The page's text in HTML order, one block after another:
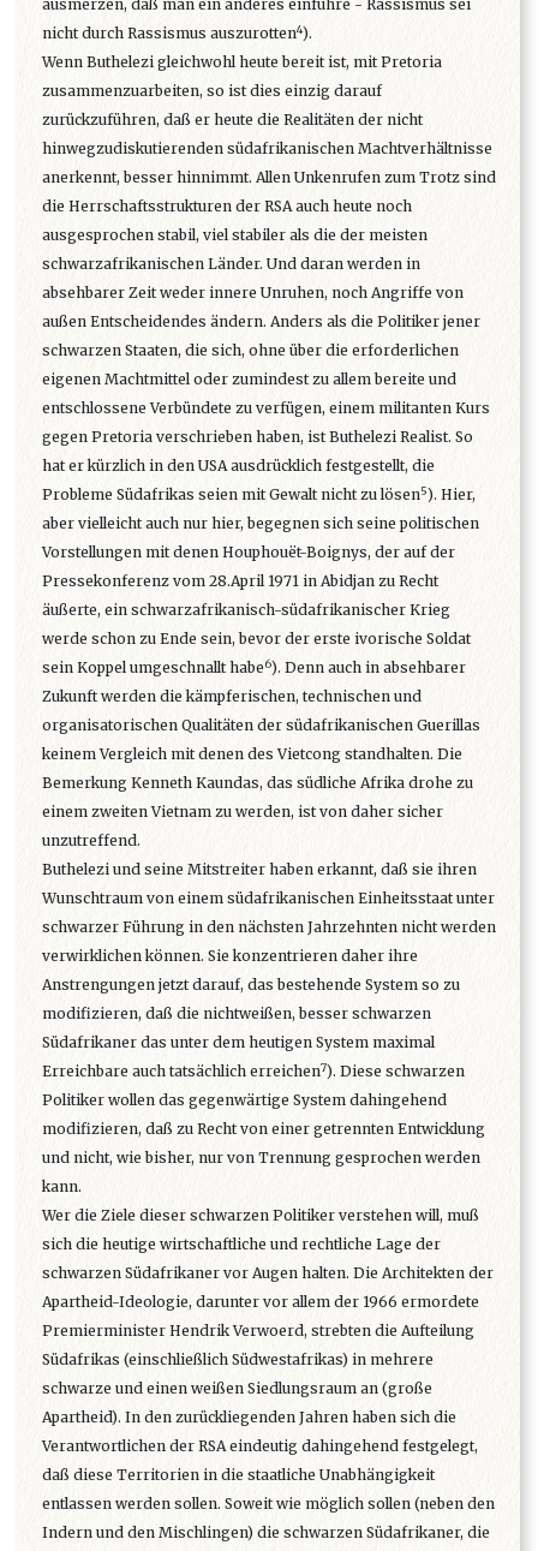
ausmerzen, daß man ein anderes einführe - Rassismus sei
nicht durch Rassismus auszurotten4).
Wenn Buthelezi gleichwohl heute bereit ist, mit Pretoria
zusammenzuarbeiten, so ist dies einzig darauf
zurückzuführen, daß er heute die Realitäten der nicht
hinwegzudiskutierenden südafrikanischen Machtverhältnisse
anerkennt, besser hinnimmt. Allen Unkenrufen zum Trotz sind
die Herrschaftsstrukturen der RSA auch heute noch
ausgesprochen stabil, viel stabiler als die der meisten
schwarzafrikanischen Länder. Und daran werden in
absehbarer Zeit weder innere Unruhen, noch Angriffe von
außen Entscheidendes ändern. Anders als die Politiker jener
schwarzen Staaten, die sich, ohne über die erforderlichen
eigenen Machtmittel oder zumindest zu allem bereite und
entschlossene Verbündete zu verfügen, einem militanten Kurs
gegen Pretoria verschrieben haben, ist Buthelezi Realist. So
hat er kürzlich in den USA ausdrücklich festgestellt, die
Probleme Südafrikas seien mit Gewalt nicht zu lösen5). Hier,
aber vielleicht auch nur hier, begegnen sich seine politischen
Vorstellungen mit denen Houphouët-Boignys, der auf der
Pressekonferenz vom 28.April 1971 in Abidjan zu Recht
äußerte, ein schwarzafrikanisch-südafrikanischer Krieg
werde schon zu Ende sein, bevor der erste ivorische Soldat
sein Koppel umgeschnallt habe6). Denn auch in absehbarer
Zukunft werden die kämpferischen, technischen und
organisatorischen Qualitäten der südafrikanischen Guerillas
keinem Vergleich mit denen des Vietcong standhalten. Die
Bemerkung Kenneth Kaundas, das südliche Afrika drohe zu
einem zweiten Vietnam zu werden, ist von daher sicher
unzutreffend.
Buthelezi und seine Mitstreiter haben erkannt, daß sie ihren
Wunschtraum von einem südafrikanischen Einheitsstaat unter
schwarzer Führung in den nächsten Jahrzehnten nicht werden
verwirklichen können. Sie konzentrieren daher ihre
Anstrengungen jetzt darauf, das bestehende System so zu
modifizieren, daß die nichtweißen, besser schwarzen
Südafrikaner das unter dem heutigen System maximal
Erreichbare auch tatsächlich erreichen7). Diese schwarzen
Politiker wollen das gegenwärtige System dahingehend
modifizieren, daß zu Recht von einer getrennten Entwicklung
und nicht, wie bisher, nur von Trennung gesprochen werden
kann.
Wer die Ziele dieser schwarzen Politiker verstehen will, muß
sich die heutige wirtschaftliche und rechtliche Lage der
schwarzen Südafrikaner vor Augen halten. Die Architekten der
Apartheid-Ideologie, darunter vor allem der 1966 ermordete
Premierminister Hendrik Verwoerd, strebten die Aufteilung
Südafrikas (einschließlich Südwestafrikas) in mehrere
schwarze und einen weißen Siedlungsraum an (große
Apartheid). In den zurückliegenden Jahren haben sich die
Verantwortlichen der RSA eindeutig dahingehend festgelegt,
daß diese Territorien in die staatliche Unabhängigkeit
entlassen werden sollen. Soweit wie möglich sollen (neben den
Indern und den Mischlingen) die schwarzen Südafrikaner, die